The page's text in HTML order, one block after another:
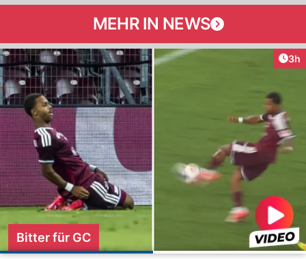
MEHR IN NEWS
3h
Bitter für GC